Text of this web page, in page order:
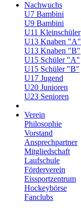
Nachwuchs
U7 Bambini
U9 Bambini
U11 Kleinschüler
U13 Knaben "A"
U13 Knaben "B"
U15 Schüler "A"
U15 Schüler "B"
U17 Jugend
U20 Junioren
U23 Senioren
Verein
Philosophie
Vorstand
Ansprechpartner
Mitgliedschaft
Laufschule
Förderverein
Eissportzentrum
Hockeybörse
Fanclubs